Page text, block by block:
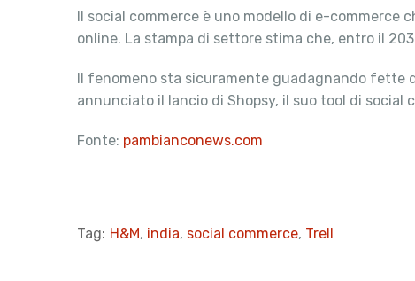
Il social commerce è uno modello di e-
online. La stampa di settore stima che, entro il
Il fenomeno sta sicuramente guadagnando fette
annunciato il lancio di Shopsy, il suo tool di social
Fonte: pambianconews.com
Tag: H&M, india, social commerce, Trell